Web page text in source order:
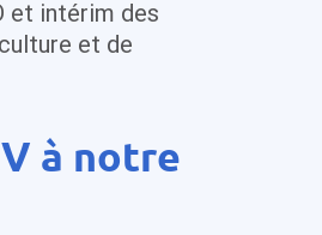
et intérim des
et de
à notre